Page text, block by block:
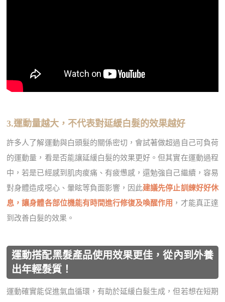
3.運動量越大，不代表對延緩白髮的效果越好
許多人了解運動與白頭髮的關係密切，會試著做超過自己可負荷
的運動量，看是否能讓延緩白髮的效果更好。但其實在運動過程
中，若是已經感到肌肉痠痛、有疲憊感，還勉強自己繼續，容易
對身體造成噁心、暈眩等負面影響，因此建議先停止訓練好好休
息，讓身體各部位機能有時間進行修復及喚醒作用 ，才能真正達
到改善白髮的效果。
運動搭配黑髮產品使用效果更佳，從內到外養
出年輕髮質！
運動確實能促進氣血循環，有助於延緩白髮生成，但若想在短期